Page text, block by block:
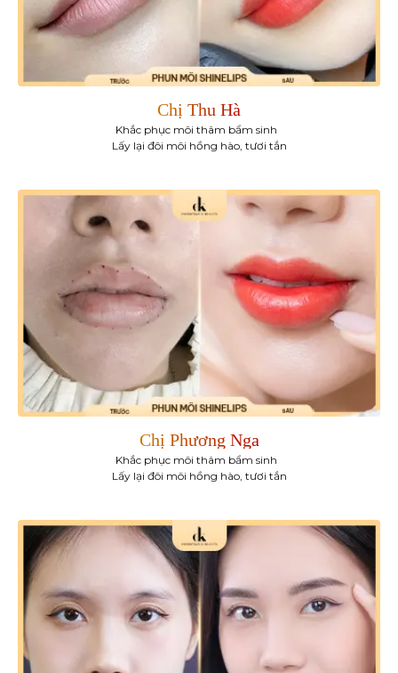
Chị Thu Hà
Khắc phục môi thâm bẩm sinh
Lấy lại đôi môi hồng hào, tươi tắn
Chị Phương Nga
Khắc phục môi thâm bẩm sinh
Lấy lại đôi môi hồng hào, tươi tắn